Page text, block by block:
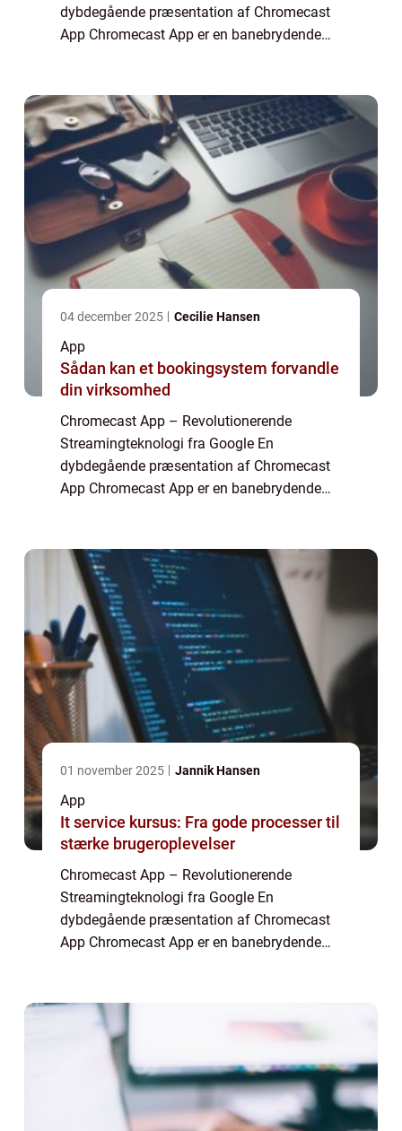
dybdegående præsentation af Chromecast
App Chromecast App er en banebrydende
oplever indhold på...
04 december 2025 Cecilie Hansen
App
Sådan kan et bookingsystem forvandle
din virksomhed
Chromecast App – Revolutionerende
Streamingteknologi fra Google En
dybdegående præsentation af Chromecast
App Chromecast App er en banebrydende
oplever indhold på...
01 november 2025 Jannik Hansen
App
It service kursus: Fra gode processer til
stærke brugeroplevelser
Chromecast App – Revolutionerende
Streamingteknologi fra Google En
dybdegående præsentation af Chromecast
App Chromecast App er en banebrydende
oplever indhold på...